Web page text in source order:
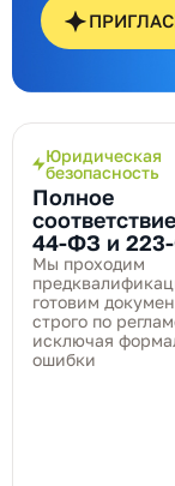
Юридическая
безопасность
Полное
соответствие
44‑ФЗ и
Мы проходим
готовим
строго по
исключая
ошибки